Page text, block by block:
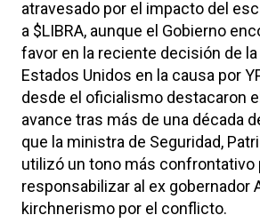
atravesado por el impacto del
a $LIBRA, aunque el Gobierno
favor en la reciente decisión de
Estados Unidos en la causa por
desde el oficialismo destacaron
avance tras más de una década
que la ministra de Seguridad,
utilizó un tono más confrontativo
responsabilizar al ex gobernador
kirchnerismo por el conflicto.